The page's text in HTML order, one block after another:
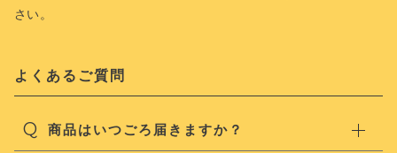
さい。
よくあるご質問
Q 商品はいつごろ届きますか？